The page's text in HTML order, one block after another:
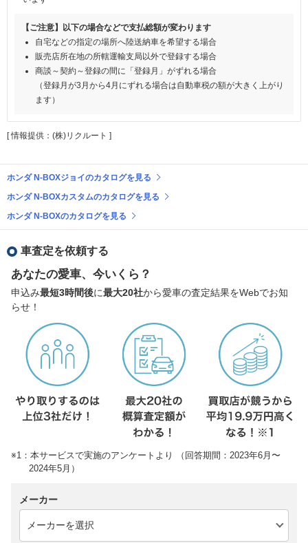
【ご注意】以下の場合などで支払総額が変わります
自宅などの指定の場所へ陸送納車を希望する場合
販売店所在地の所轄運輸支局以外で登録する場合
商談～契約～登録の間に「登録月」がずれる場合
（登録月が3月から4月にずれる場合は自動車税の額が大きく上がり
ます）
[ 情報提供：(株)リクルート ]
ホンダ N-BOXジョイのカタログを見る
ホンダ N-BOXカスタムのカタログを見る
ホンダ N-BOXのカタログを見る
車査定を依頼する
あなたの愛車、今いくら？
申込み最短3時間後に最大20社から愛車の査定結果をWebでお知
らせ！
※1：本サービスで実施のアンケートより （回答期間：2023年6月〜
2024年5月）
メーカー